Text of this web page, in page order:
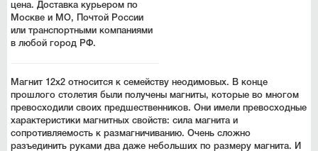
цена. Доставка курьером по
Москве и МО, Почтой России
или транспортными компаниями
в любой город РФ.
Магнит 12х2 относится к семейству неодимовых. В конце
прошлого столетия были получены магниты, которые во многом
превосходили своих предшественников. Они имели превосходные
характеристики магнитных свойств: сила магнита и
сопротивляемость к размагничиванию. Очень сложно
разъединить руками два даже небольших по размеру магнита. И